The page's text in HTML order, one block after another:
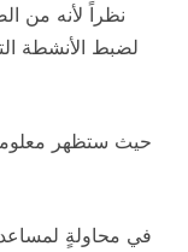
نظراً لأنه من
لضبط الأنشطة
حيث ستظهر
في محاولةٍ